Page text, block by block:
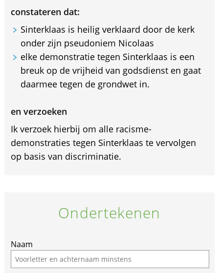
constateren dat:
Sinterklaas is heilig verklaard door de kerk
onder zijn pseudoniem Nicolaas
elke demonstratie tegen Sinterklaas is een
breuk op de vrijheid van godsdienst en gaat
daarmee tegen de grondwet in.
en verzoeken
Ik verzoek hierbij om alle racisme-
demonstraties tegen Sinterklaas te vervolgen
op basis van discriminatie.
Ondertekenen
Naam